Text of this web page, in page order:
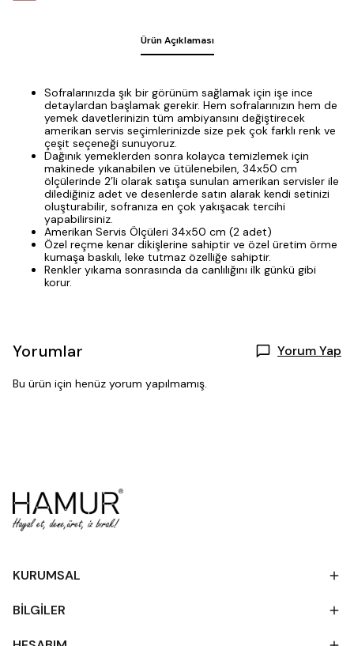
Ürün Açıklaması
Sofralarınızda şık bir görünüm sağlamak için işe ince
detaylardan başlamak gerekir. Hem sofralarınızın hem de
yemek davetlerinizin tüm ambiyansını değiştirecek
amerikan servis seçimlerinizde size pek çok farklı renk ve
çeşit seçeneği sunuyoruz.
Dağınık yemeklerden sonra kolayca temizlemek için
makinede yıkanabilen ve ütülenebilen, 34x50 cm
ölçülerinde 2’li olarak satışa sunulan amerikan servisler ile
dilediğiniz adet ve desenlerde satın alarak kendi setinizi
oluşturabilir, sofranıza en çok yakışacak tercihi
yapabilirsiniz.
Amerikan Servis Ölçüleri 34x50 cm (2 adet)
Özel reçme kenar dikişlerine sahiptir ve özel üretim örme
kumaşa baskılı, leke tutmaz özelliğe sahiptir.
Renkler yıkama sonrasında da canlılığını ilk günkü gibi
korur.
Yorumlar Yorum Yap
Bu ürün için henüz yorum yapılmamış.
KURUMSAL
BİLGİLER